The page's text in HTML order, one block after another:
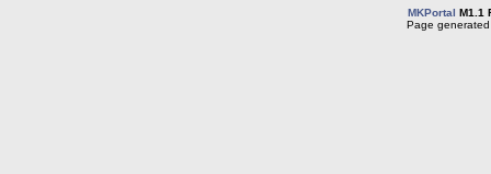
MKPortal M1.1
Page